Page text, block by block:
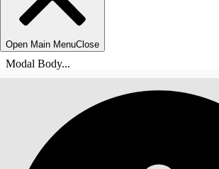
Open Main MenuClose
Modal Body...